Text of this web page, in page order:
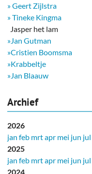
» Geert Zijlstra
» Tineke Kingma
​ Jasper het lam
»Jan Gutman
»Cristien Boomsma
»Krabbeltje
»Jan Blaauw
Archief
2026
jan feb mrtapr mei jun jul
2025
jan feb mrtapr mei jun jul
2024